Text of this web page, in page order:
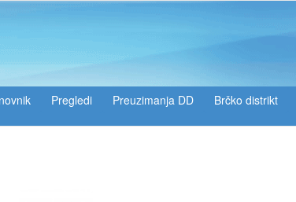
Pregledi Preuzimanja DD Brčko distrikt